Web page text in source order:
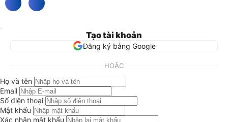
Tạo tài khoản
Đăng ký bằng Google
HOẶC
Họ và tên
Email
Số điện thoại
Mật khẩu
Xác nhận mật khẩu